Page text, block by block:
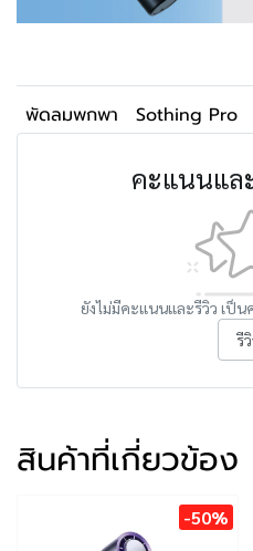
พัดลมพกพา Sothing Pro
คะแนนแล
ยังไม่มีคะแนนและรีวิว เป็
รี
สินค้าที่เกี่ยวข้อง
-50%